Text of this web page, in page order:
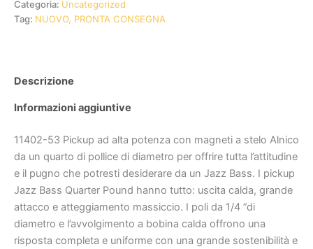
Categoria: Uncategorized
Tag: NUOVO, PRONTA CONSEGNA
Descrizione
Informazioni aggiuntive
11402-53 Pickup ad alta potenza con magneti a stelo Alnico
da un quarto di pollice di diametro per offrire tutta l’attitudine
e il pugno che potresti desiderare da un Jazz Bass. I pickup
Jazz Bass Quarter Pound hanno tutto: uscita calda, grande
attacco e atteggiamento massiccio. I poli da 1/4 ”di
diametro e l’avvolgimento a bobina calda offrono una
risposta completa e uniforme con una grande sostenibilità e